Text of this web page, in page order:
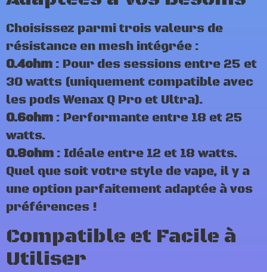
Choisissez parmi trois valeurs de
résistance en mesh intégrée :
0.4ohm : Pour des sessions entre 25 et
30 watts (uniquement compatible avec
les pods Wenax Q Pro et Ultra).
0.6ohm : Performante entre 18 et 25
watts.
0.8ohm : Idéale entre 12 et 18 watts.
Quel que soit votre style de vape, il y a
une option parfaitement adaptée à vos
préférences !
Compatible et Facile à
Utiliser